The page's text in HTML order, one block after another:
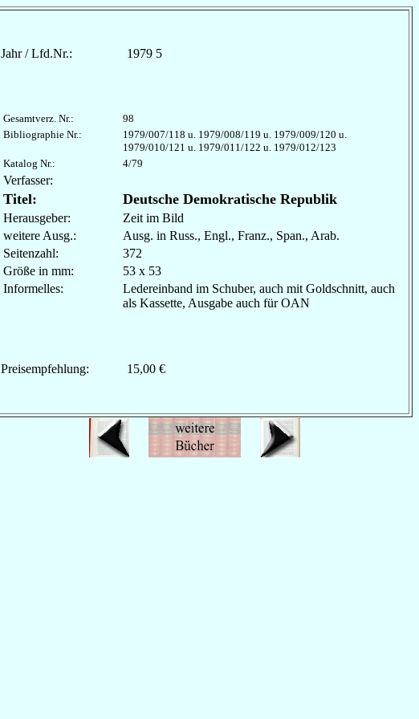
Jahr / Lfd.Nr.: 1979 5
Gesamtverz. Nr.:
98
Bibliographie Nr.:
1979/007/118 u. 1979/008/119 u. 1979/009/120 u.
1979/010/121 u. 1979/011/122 u. 1979/012/123
Katalog Nr.:
4/79
Verfasser:
Titel: Deutsche Demokratische Republik
Herausgeber:
Zeit im Bild
weitere Ausg.:
Ausg. in Russ., Engl., Franz., Span., Arab.
Seitenzahl:
372
Größe in mm:
53 x 53
Informelles:
Ledereinband im Schuber, auch mit Goldschnitt, auch
als Kassette, Ausgabe auch für OAN
Preisempfehlung: 15,00 €